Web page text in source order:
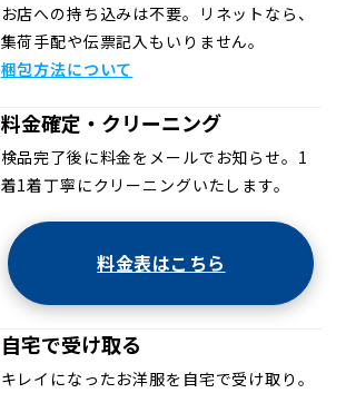
お店への持ち込みは不要。リネットなら、
集荷手配や伝票記入もいりません。
梱包方法について
料金確定・クリーニング
検品完了後に料金をメールでお知らせ。1
着1着丁寧にクリーニングいたします。
料金表はこちら
自宅で受け取る
キレイになったお洋服を自宅で受け取り。